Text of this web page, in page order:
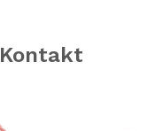
Kontakt